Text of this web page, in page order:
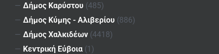
— Δήμος Καρύστου (485)
— Δήμος Κύμης - Αλιβερίου (886)
— Δήμος Χαλκιδέων (4418)
— Κεντρική Εύβοια (1)